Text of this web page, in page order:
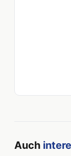
Auch